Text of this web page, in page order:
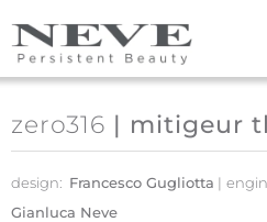
Skip to main content
zero316 | mitigeur
design: Francesco Gugliotta
Gianluca Neve